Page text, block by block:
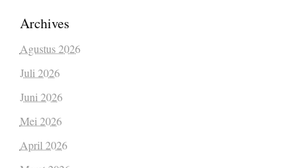
Archives
Agustus 2026
Juli 2026
Juni 2026
Mei 2026
April 2026